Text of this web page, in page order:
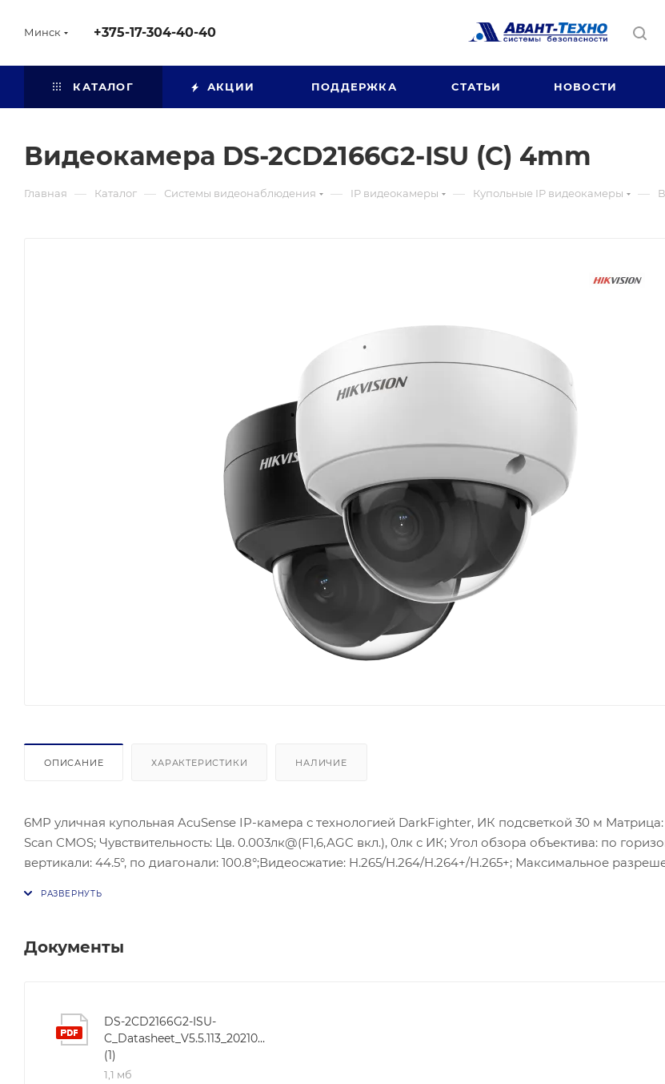
Минск +375-17-304-40-40
КАТАЛОГ АКЦИИ ПОДДЕРЖКА СТАТЬИ НОВОСТИ
Видеокамера DS-2CD2166G2-ISU (C) 4mm
Главная — Каталог — Системы видеонаблюдения — IP видеокамеры — Купольные IP видеокамеры —
ОПИСАНИЕ ХАРАКТЕРИСТИКИ НАЛИЧИЕ
6MP уличная купольная AcuSense IP-камера с технологией DarkFighter, ИК подсветкой 30 м Матрица:
Scan CMOS; Чувствительность: Цв. 0.003лк@(F1,6,AGC вкл.), 0лк с ИК; Угол обзора объектива: по
вертикали: 44.5°, по диагонали: 100.8°;Видеосжатие: H.265/H.264/H.264+/H.265+; Максимальное
Тревожный вход/выход, встроенный микрофон, канал звука(подключение внешенго микрофона).
Документы
DS-2CD2166G2-ISU-
C_Datasheet_V5.5.113_20210331
(1)
1,1 мб